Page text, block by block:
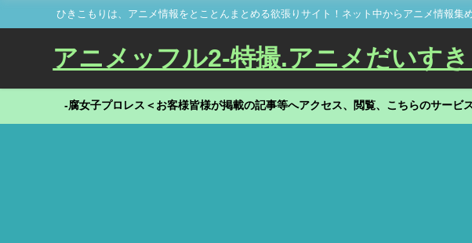
ひきこもりは、アニメ情報をとことんまとめる欲張りサイト！ネット中からアニメ情報集
アニメッフル2-特撮.アニメだいす
-腐女子プロレス＜お客様皆様が掲載の記事等へアクセス、閲覧、こちらのサー